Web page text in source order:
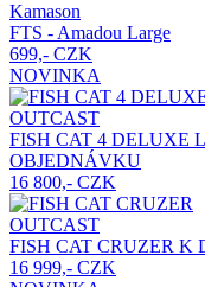
Kamason
FTS - Amadou Large
699,- CZK
NOVINKA
OUTCAST
FISH CAT 4 DELUXE
OBJEDNÁVKU
16 800,- CZK
OUTCAST
FISH CAT CRUZER K
16 999,- CZK